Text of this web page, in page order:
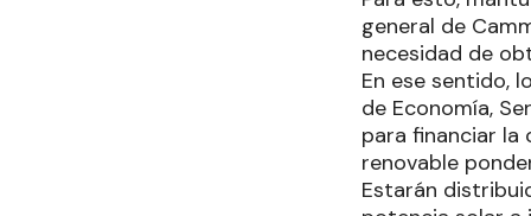
general de
necesidad de
En ese sentido,
de Economía,
para financiar
renovable
Estarán